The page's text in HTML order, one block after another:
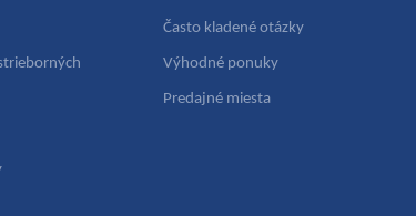
Často kladené otázky
Výhodné ponuky
Predajné miesta